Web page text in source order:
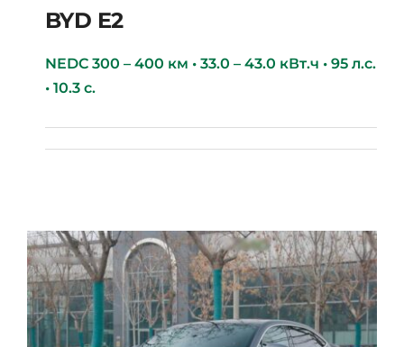
BYD E2
NEDC 300 – 400 км • 33.0 – 43.0 кВт.ч • 95 л.с.
• 10.3 с.